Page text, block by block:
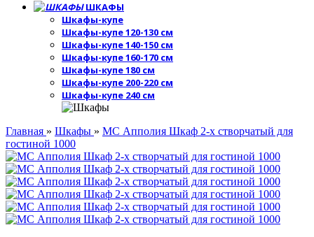
ШКАФЫ
Шкафы-купе
Шкафы-купе 120-130 см
Шкафы-купе 140-150 см
Шкафы-купе 160-170 см
Шкафы-купе 180 см
Шкафы-купе 200-220 см
Шкафы-купе 240 см
Главная » Шкафы » МС Апполия Шкаф 2-х створчатый для
гостиной 1000